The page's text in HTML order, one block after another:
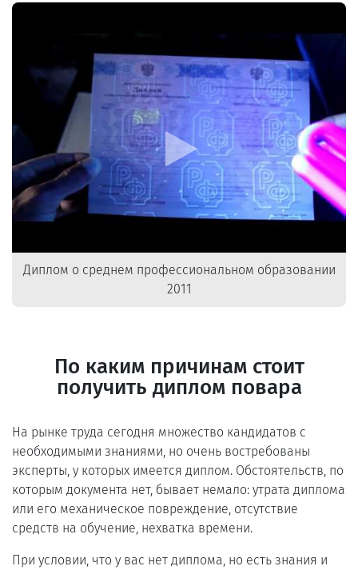
Диплом о среднем профессиональном образовании
2011
По каким причинам стоит
получить диплом повара
На рынке труда сегодня множество кандидатов с
необходимыми знаниями, но очень востребованы
эксперты, у которых имеется диплом. Обстоятельств, по
которым документа нет, бывает немало: утрата диплома
или его механическое повреждение, отсутствие
средств на обучение, нехватка времени.
При условии, что у вас нет диплома, но есть знания и